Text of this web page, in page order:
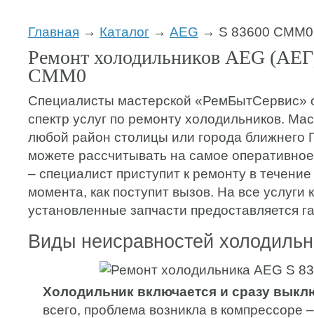
Главная → Каталог → AEG → S 83600 CMM0
Ремонт холодильников AEG
CMM0
Специалисты мастерской «РемБытСервис»
спектр услуг по ремонту холодильников.
любой район столицы или города ближнего
можете рассчитывать на самое
– специалист приступит к ремонту в течение
момента, как поступит вызов. На все услуги
установленные запчасти предоставляется
Виды неисравностей
Холодильник включается и сразу
всего, проблема возникла в компрессоре